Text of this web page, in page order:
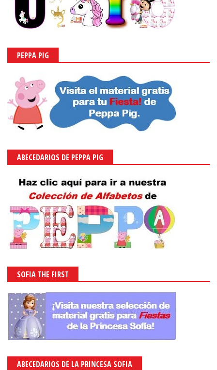
PEPPA PIG
ABECEDARIOS DE PEPPA PIG
SOFIA THE FIRST
ABECEDARIOS DE LA PRINCESA SOFIA